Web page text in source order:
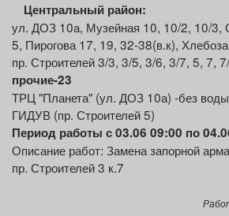
Центральный район:
ул. ДОЗ 10а, Музейная 10, 10/2, 10/3,
5, Пирогова 17, 19, 32-38(в.к),
пр. Строителей 3/3, 3/5, 3/6, 3/7, 5, 7,
прочие-23
ТРЦ "Планета" (ул. ДОЗ 10а) -без
ГИДУВ (пр. Строителей 5)
Период работы с 03.06 09:00 по
Описание работ: Замена запорной
пр. Строителей 3 к.7